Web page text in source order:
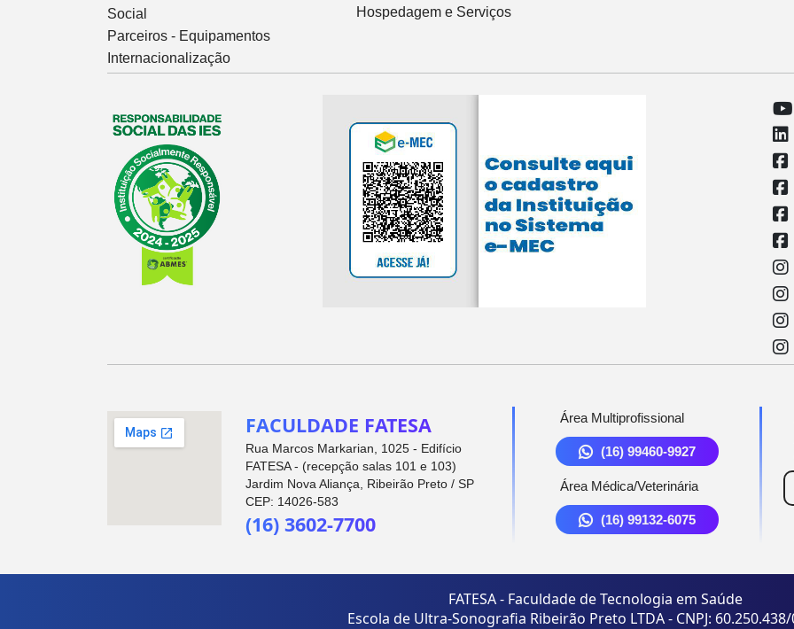
Social
Parceiros - Equipamentos
Internacionalização
Hospedagem e Serviços
FACULDADE FATESA
Rua Marcos Markarian, 1025 - Edifício
FATESA - (recepção salas 101 e 103)
Jardim Nova Aliança, Ribeirão Preto / SP
CEP: 14026-583
(16) 3602-7700
Área Multiprofissional
(16) 99460-9927
Área Médica/Veterinária
(16) 99132-6075
FATESA - Faculdade de Tecnologia em Saúde
Escola de Ultra-Sonografia Ribeirão Preto LTDA - CNPJ: